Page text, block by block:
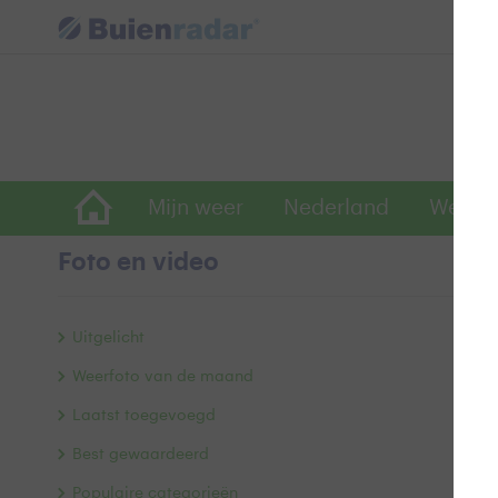
Mijn weer Nederland
Foto en video
Uitgelicht
Weerfoto van de maand
Laatst toegevoegd
Best gewaardeerd
Populaire categorieën